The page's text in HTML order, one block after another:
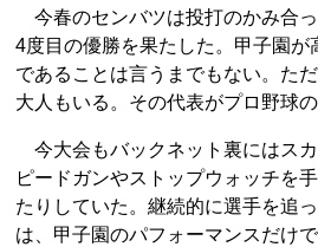
今春のセンバツは投打のかみ合っ
4度目の優勝を果たした。甲子園が
であることは言うまでもない。た
大人もいる。その代表がプロ野球
今大会もバックネット裏にはス
ピードガンやストップウォッチを
たりしていた。継続的に選手を追
は、甲子園のパフォーマンスだけ